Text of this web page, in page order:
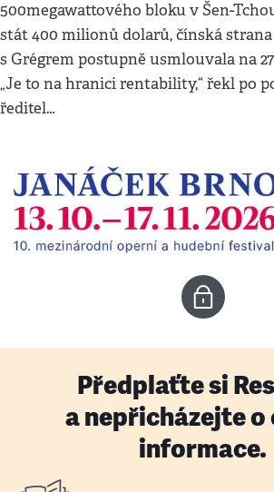
500megawattového bloku v Šen-
stát 400 milionů dolarů, čínská strana
s Grégrem postupně usmlouvala na
„Je to na hranici rentability,“ řekl po
ředitel…
Předplaťte si
a nepřicházejte o
informace.